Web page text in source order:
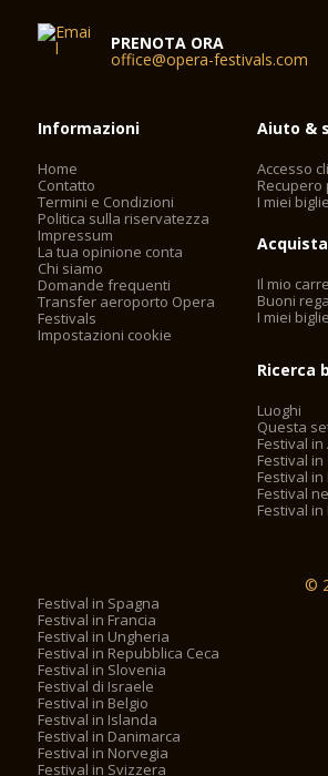
PRENOTA ORA
office@opera-festivals.com
Informazioni
Home
Contatto
Termini e Condizioni
Politica sulla riservatezza
Impressum
La tua opinione conta
Chi siamo
Domande frequenti
Transfer aeroporto Opera
Festivals
Impostazioni cookie
Aiuto &
Accesso
I miei
Il mio
Buoni
I miei
Ricerca
Luoghi
Questa
Festival
Festival
Festival in
Festival
Festival
Festival in Spagna
Festival in Francia
Festival in Ungheria
Festival in Repubblica Ceca
Festival in Slovenia
Festival di Israele
Festival in Belgio
Festival in Islanda
Festival in Danimarca
Festival in Norvegia
Festival in Svizzera
©